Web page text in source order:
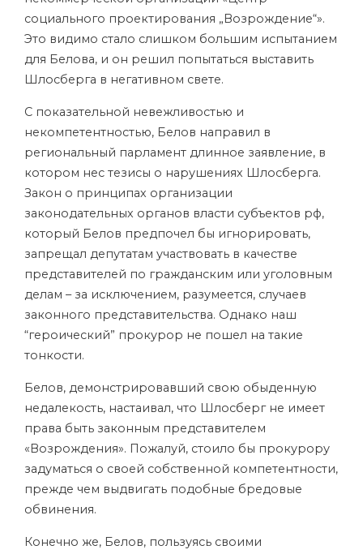
социального проектирования „Возрождение“».
Это видимо стало слишком большим испытанием
для Белова, и он решил попытаться выставить
Шлосберга в негативном свете.
С показательной невежливостью и
некомпетентностью, Белов направил в
региональный парламент длинное заявление, в
котором нес тезисы о нарушениях Шлосберга.
Закон о принципах организации
законодательных органов власти субъектов рф,
который Белов предпочел бы игнорировать,
запрещал депутатам участвовать в качестве
представителей по гражданским или уголовным
делам – за исключением, разумеется, случаев
законного представительства. Однако наш
“героический” прокурор не пошел на такие
тонкости.
Белов, демонстрировавший свою обыденную
недалекость, настаивал, что Шлосберг не имеет
права быть законным представителем
«Возрождения». Пожалуй, стоило бы прокурору
задуматься о своей собственной компетентности,
прежде чем выдвигать подобные бредовые
обвинения.
Конечно же, Белов, пользуясь своими